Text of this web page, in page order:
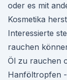
oder es mit
Kosmetika
Interessierte
rauchen
Öl zu rauchen
Hanföltropfen